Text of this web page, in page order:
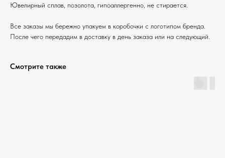
Ювелирный сплав, позолота, гипоаллергенно, не стирается.
Все заказы мы бережно упакуем в коробочки с логотипом бренда.
После чего передадим в доставку в день заказа или на следующий.
Смотрите также